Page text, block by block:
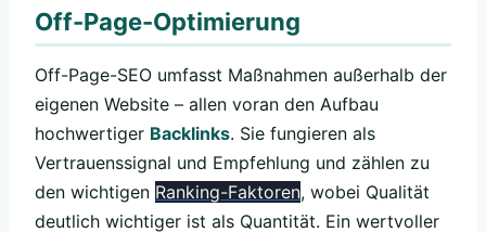
Off-Page-Optimierung
Off-Page-SEO umfasst Maßnahmen außerhalb der
eigenen Website – allen voran den Aufbau
hochwertiger Backlinks. Sie fungieren als
Vertrauenssignal und Empfehlung und zählen zu
den wichtigen Ranking-Faktoren, wobei Qualität
deutlich wichtiger ist als Quantität. Ein wertvoller